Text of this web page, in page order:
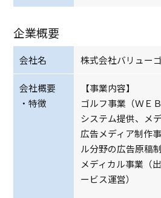
企業概要
会社名 株式会社バリュー
会社概要
・特徴
【事業内容】
ゴルフ事業（ＷＥ
システム提供、メ
広告メディア制作
ル分野の広告原稿制
メディカル事業（
ービス運営）